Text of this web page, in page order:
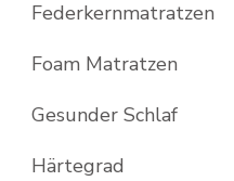
Federkernmatratzen
Foam Matratzen
Gesunder Schlaf
Härtegrad